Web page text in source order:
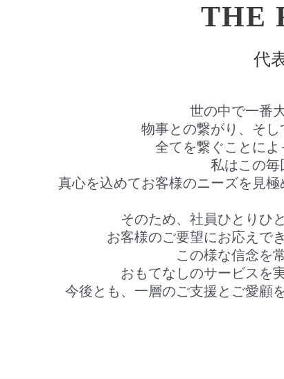
THE
代
世の中で一番
物事との繋がり、そし
全てを繋ぐことによ
私はこの毎
真心を込めてお客様のニーズを見
そのため、社員ひとりひ
お客様のご要望にお応えで
この様な信念を
おもてなしのサービスを
今後とも、一層のご支援とご愛顧